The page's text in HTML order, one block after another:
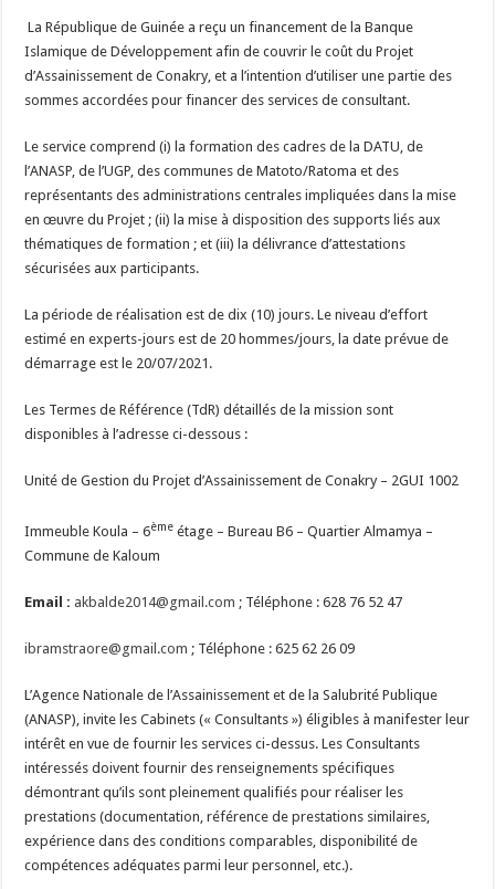
La République de Guinée a reçu un financement de la Banque
Islamique de Développement afin de couvrir le coût du Projet
d’Assainissement de Conakry, et a l’intention d’utiliser une partie des
sommes accordées pour financer des services de consultant.
Le service comprend (i) la formation des cadres de la DATU, de
l’ANASP, de l’UGP, des communes de Matoto/Ratoma et des
représentants des administrations centrales impliquées dans la mise
en œuvre du Projet ; (ii) la mise à disposition des supports liés aux
thématiques de formation ; et (iii) la délivrance d’attestations
sécurisées aux participants.
La période de réalisation est de dix (10) jours. Le niveau d’effort
estimé en experts-jours est de 20 hommes/jours, la date prévue de
démarrage est le 20/07/2021.
Les Termes de Référence (TdR) détaillés de la mission sont
disponibles à l’adresse ci-dessous :
Unité de Gestion du Projet d’Assainissement de Conakry – 2GUI 1002
Immeuble Koula – 6ème étage – Bureau B6 – Quartier Almamya –
Commune de Kaloum
Email : akbalde2014@gmail.com ; Téléphone : 628 76 52 47
ibramstraore@gmail.com ; Téléphone : 625 62 26 09
L’Agence Nationale de l’Assainissement et de la Salubrité Publique
(ANASP), invite les Cabinets (« Consultants ») éligibles à manifester leur
intérêt en vue de fournir les services ci-dessus. Les Consultants
intéressés doivent fournir des renseignements spécifiques
démontrant qu’ils sont pleinement qualifiés pour réaliser les
prestations (documentation, référence de prestations similaires,
expérience dans des conditions comparables, disponibilité de
compétences adéquates parmi leur personnel, etc.).